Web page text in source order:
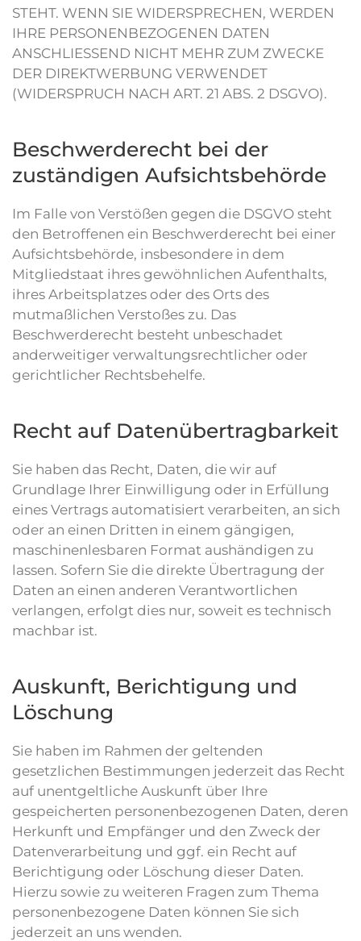
STEHT. WENN SIE WIDERSPRECHEN, WERDEN
IHRE PERSONENBEZOGENEN DATEN
ANSCHLIESSEND NICHT MEHR ZUM ZWECKE
DER DIREKTWERBUNG VERWENDET
(WIDERSPRUCH NACH ART. 21 ABS. 2 DSGVO).
Beschwerde­recht bei der
zuständigen Aufsichts­behörde
Im Falle von Verstößen gegen die DSGVO steht
den Betroffenen ein Beschwerderecht bei einer
Aufsichtsbehörde, insbesondere in dem
Mitgliedstaat ihres gewöhnlichen Aufenthalts,
ihres Arbeitsplatzes oder des Orts des
mutmaßlichen Verstoßes zu. Das
Beschwerderecht besteht unbeschadet
anderweitiger verwaltungsrechtlicher oder
gerichtlicher Rechtsbehelfe.
Recht auf Daten­übertrag­barkeit
Sie haben das Recht, Daten, die wir auf
Grundlage Ihrer Einwilligung oder in Erfüllung
eines Vertrags automatisiert verarbeiten, an sich
oder an einen Dritten in einem gängigen,
maschinenlesbaren Format aushändigen zu
lassen. Sofern Sie die direkte Übertragung der
Daten an einen anderen Verantwortlichen
verlangen, erfolgt dies nur, soweit es technisch
machbar ist.
Auskunft, Berichtigung und
Löschung
Sie haben im Rahmen der geltenden
gesetzlichen Bestimmungen jederzeit das Recht
auf unentgeltliche Auskunft über Ihre
gespeicherten personenbezogenen Daten, deren
Herkunft und Empfänger und den Zweck der
Datenverarbeitung und ggf. ein Recht auf
Berichtigung oder Löschung dieser Daten.
Hierzu sowie zu weiteren Fragen zum Thema
personenbezogene Daten können Sie sich
jederzeit an uns wenden.